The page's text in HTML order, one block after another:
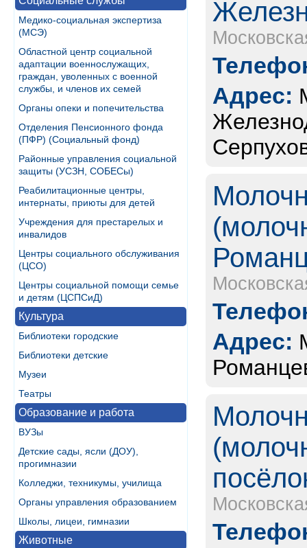
Медико-социальная экспертиза
(МСЭ)
Областной центр социальной
адаптации военнослужащих,
граждан, уволенных с военной
службы, и членов их семей
Органы опеки и попечительства
Отделения Пенсионного фонда
(ПФР) (Социальный фонд)
Районные управления социальной
защиты (УСЗН, СОБЕСы)
Реабилитационные центры,
интернаты, приюты для детей
Учреждения для престарелых и
инвалидов
Центры социального обслуживания
(ЦСО)
Центры социальной помощи семье
и детям (ЦСПСиД)
Культура
Библиотеки городские
Библиотеки детские
Музеи
Театры
Образование и работа
ВУЗы
Детские сады, ясли (ДОУ),
прогимназии
Колледжи, техникумы, училища
Органы управления образованием
Школы, лицеи, гимназии
Животные
Адрес:
Адрес: